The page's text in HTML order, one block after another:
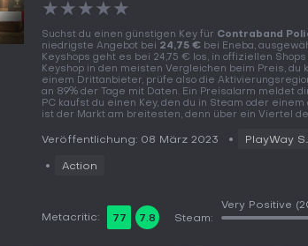
★★★★★
Suchst du einen günstigen Key für Contraband
niedrigste Angebot bei 24,75 € bei Eneba,
Keyshops geht es bei 24,75 € los, in offiziellen
Keyshop in den meisten Vergleichen beim Preis, du
einem Drittanbieter, prüfe also die
an 89% der Tage mit Daten. Ein Preisalarm meldet
PC kaufst du einen Key, den du in Steam oder
ist der Markt am breitesten, denn über ein Viertel
Veröffentlichung: 08 März 2023 PlayWay
Action
Metacritic: 77 7.8 Steam:
Very Positive